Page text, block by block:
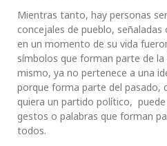
Mientras tanto, hay personas
concejales de pueblo,
en un momento de su vida
símbolos que forman parte de
mismo, ya no pertenece a una
porque forma parte del pasado,
quiera un partido político,
gestos o palabras que forman
todos.